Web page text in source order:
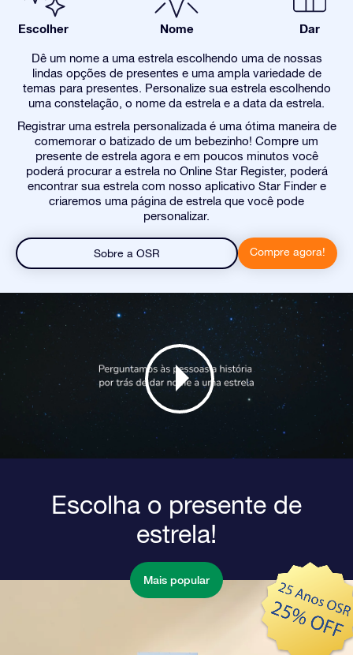
Escolher Nome Dar
Dê um nome a uma estrela escolhendo uma de nossas
lindas opções de presentes e uma ampla variedade de
temas para presentes. Personalize sua estrela escolhendo
uma constelação, o nome da estrela e a data da estrela.
Registrar uma estrela personalizada é uma ótima maneira de
comemorar o batizado de um bebezinho! Compre um
presente de estrela agora e em poucos minutos você
poderá procurar a estrela no Online Star Register, poderá
encontrar sua estrela com nosso aplicativo Star Finder e
criaremos uma página de estrela que você pode
personalizar.
Sobre a OSR Compre agora!
Escolha o presente de
estrela!
Mais popular